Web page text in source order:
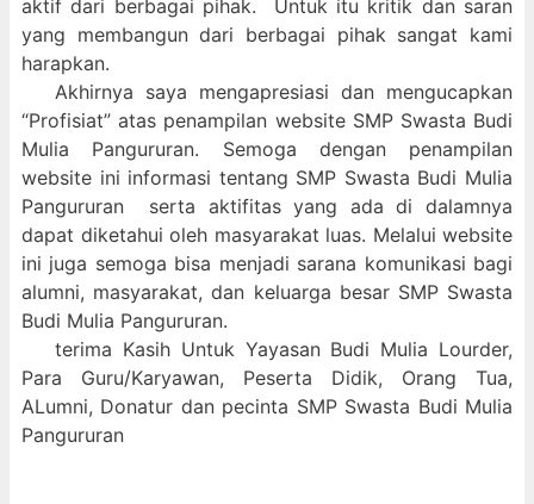
aktif dari berbagai pihak. Untuk itu kritik dan saran
yang membangun dari berbagai pihak sangat kami
harapkan.
Akhirnya saya mengapresiasi dan mengucapkan
“Profisiat” atas penampilan website SMP Swasta Budi
Mulia Pangururan. Semoga dengan penampilan
website ini informasi tentang SMP Swasta Budi Mulia
Pangururan serta aktifitas yang ada di dalamnya
dapat diketahui oleh masyarakat luas. Melalui website
ini juga semoga bisa menjadi sarana komunikasi bagi
alumni, masyarakat, dan keluarga besar SMP Swasta
Budi Mulia Pangururan.
terima Kasih Untuk Yayasan Budi Mulia Lourder,
Para Guru/Karyawan, Peserta Didik, Orang Tua,
ALumni, Donatur dan pecinta SMP Swasta Budi Mulia
Pangururan